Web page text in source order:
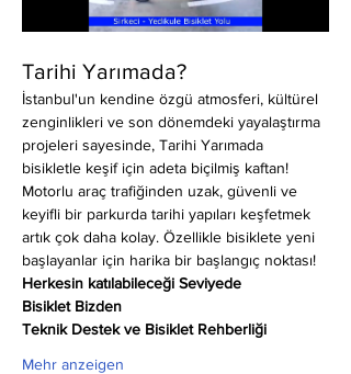
Tarihi Yarımada?
İstanbul'un kendine özgü atmosferi, kültürel
zenginlikleri ve son dönemdeki yayalaştırma
projeleri sayesinde, Tarihi Yarımada
bisikletle keşif için adeta biçilmiş kaftan!
Motorlu araç trafiğinden uzak, güvenli ve
keyifli bir parkurda tarihi yapıları keşfetmek
artık çok daha kolay. Özellikle bisiklete yeni
başlayanlar için harika bir başlangıç noktası!
Herkesin katılabileceği Seviyede
Bisiklet Bizden
Teknik Destek ve Bisiklet Rehberliği
Mehr anzeigen